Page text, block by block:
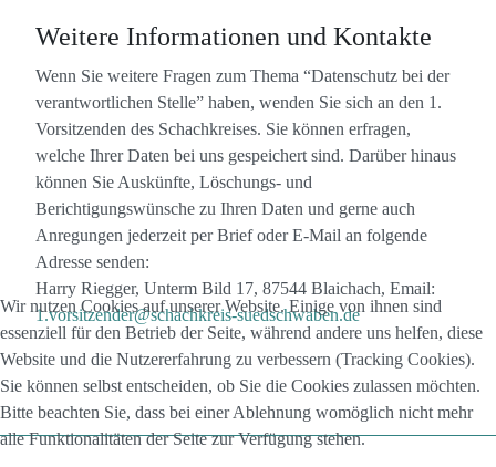
Weitere Informationen und Kontakte
Wenn Sie weitere Fragen zum Thema “Datenschutz bei der
verantwortlichen Stelle” haben, wenden Sie sich an den 1.
Vorsitzenden des Schachkreises. Sie können erfragen,
welche Ihrer Daten bei uns gespeichert sind. Darüber hinaus
können Sie Auskünfte, Löschungs- und
Berichtigungswünsche zu Ihren Daten und gerne auch
Anregungen jederzeit per Brief oder E-Mail an folgende
Adresse senden:
Harry Riegger, Unterm Bild 17, 87544 Blaichach, Email:
1.vorsitzender@schachkreis-suedschwaben.de
Wir nutzen Cookies auf unserer Website. Einige von ihnen sind
essenziell für den Betrieb der Seite, während andere uns helfen, diese
Website und die Nutzererfahrung zu verbessern (Tracking Cookies).
Sie können selbst entscheiden, ob Sie die Cookies zulassen möchten.
Bitte beachten Sie, dass bei einer Ablehnung womöglich nicht mehr
alle Funktionalitäten der Seite zur Verfügung stehen.